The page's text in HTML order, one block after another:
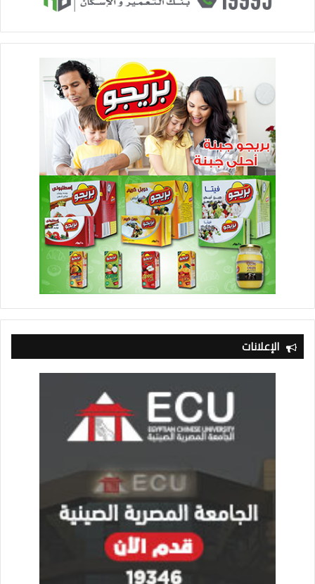
الإعلانات